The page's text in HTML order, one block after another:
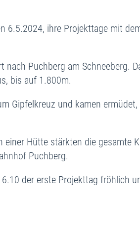
6.5.2024, ihre Projekttage mit
Puchberg am Schneeberg.
bis auf 1.800m.
Gipfelkreuz und kamen
Hütte stärkten die gesamte
Puchberg.
der erste Projekttag fröhlich